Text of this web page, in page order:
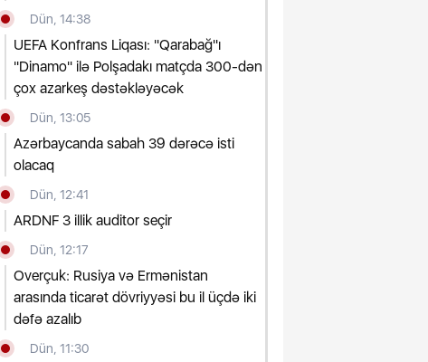
Dün, 14:38
UEFA Konfrans Liqası: "Qarabağ"ı
"Dinamo" ilə Polşadakı matçda 300-dən
çox azarkeş dəstəkləyəcək
Dün, 13:05
Azərbaycanda sabah 39 dərəcə isti
olacaq
Dün, 12:41
ARDNF 3 illik auditor seçir
Dün, 12:17
Overçuk: Rusiya və Ermənistan
arasında ticarət dövriyyəsi bu il üçdə iki
dəfə azalıb
Dün, 11:30